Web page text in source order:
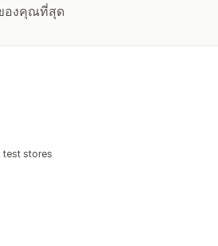
องคุณที่สุด
test stores